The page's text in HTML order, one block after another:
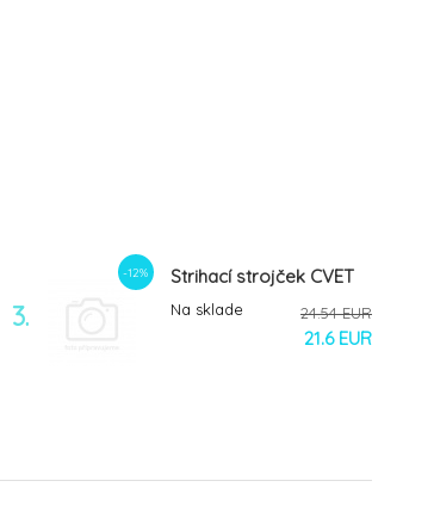
3.
-12% Strihací strojček CVET
Na sklade 24.54 EUR
21.6 EUR